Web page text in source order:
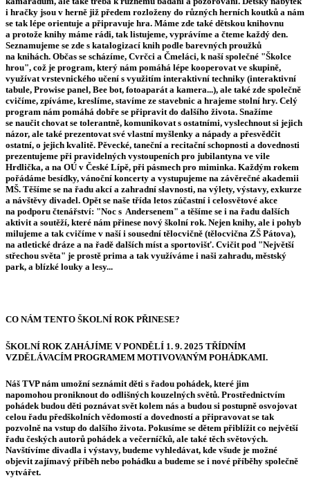
i hračky jsou v herně již předem rozloženy do různých herních koutků a nám
se tak lépe orientuje a připravuje hra. Máme zde také dětskou knihovnu
a protože knihy máme rádi, tak listujeme, vyprávíme a čteme každý den.
Seznamujeme se zde s katalogizací knih podle barevných proužků
na knihách. Občas se scházíme, Cvrčci a Čmeláci, k naší společné "Školce
hrou", což je program, který nám pomáhá lépe kooperovat ve skupině,
využívat vrstevnického učení s využitím interaktivní techniky (interaktivní
tabule, Prowise panel, Bee bot, fotoaparát a kamera...), ale také zde společně
cvičíme, zpíváme, kreslíme, stavíme ze stavebnic a hrajeme stolní hry. Celý
program nám pomáhá dobře se připravit do dalšího života. Snažíme
se naučit chovat se tolerantně, komunikovat s ostatními, vyslechnout si jejich
názor, ale také prezentovat své vlastní myšlenky a nápady a přesvědčit
ostatní, o jejich kvalitě. Pěvecké, taneční a recitační schopnosti a dovednosti
prezentujeme při pravidelných vystoupeních pro jubilantyna ve vile
Hrdlička, a na OÚ v České Lípě, při pásmech pro miminka. Každým rokem
pořádáme besídky, vánoční koncerty a vystupujeme na závěrečné akademii
MŠ. Těšíme se na řadu akcí a zahradní slavnosti, na výlety, výstavy, exkurze
a návštěvy divadel. Opět se naše třída letos zúčastní i celosvětové akce
na podporu čtenářství: "Noc s Andersenem" a těšíme se i na řadu dalších
aktivit a soutěží, které nám přinese nový školní rok. Nejen knihy, ale i pohyb
milujeme a tak cvičíme v naší i sousední tělocvičně (tělocvična ZŠ Pátova),
na atletické dráze a na řadě dalších míst a sportovišť. Cvičit pod "Největší
střechou světa" je prostě prima a tak využíváme i naši zahradu, městský
park, a blízké louky a lesy...
CO NÁM TENTO ŠKOLNÍ ROK PŘINESE?
ŠKOLNÍ ROK ZAHÁJÍME V PONDĚLÍ 1. 9. 2025 TŘÍDNÍM
VZDĚLÁVACÍM PROGRAMEM MOTIVOVANÝM POHÁDKAMI.
Náš TVP nám umožní seznámit děti s řadou pohádek, které jim
napomohou proniknout do odlišných kouzelných světů. Prostřednictvím
pohádek budou děti poznávat svět kolem nás a budou si postupně osvojovat
celou řadu předškolních vědomostí a dovedností a připravovat se tak
pozvolně na vstup do dalšího života. Pokusíme se dětem přiblížit co největší
řadu českých autorů pohádek a večerníčků, ale také těch světových.
Navštívíme divadla i výstavy, budeme vyhledávat, kde všude je možné
objevit zajímavý příběh nebo pohádku a budeme se i nové příběhy společně
vytvářet.